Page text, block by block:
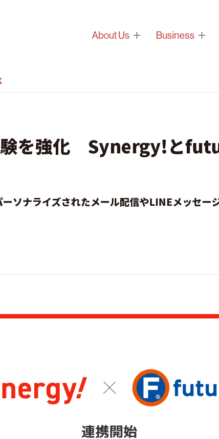
About Us Business
を強化 Synergy!と
ソナライズされたメール配信やLINEメッセー